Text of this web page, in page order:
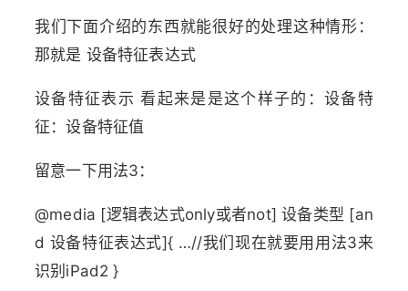
我们下面介绍的东西就能很好的处理这种情形：
那就是 设备特征表达式
设备特征表示 看起来是是这个样子的：设备特
征：设备特征值
留意一下用法3：
@media [逻辑表达式only或者not] 设备类型 [an
d 设备特征表达式]{ …//我们现在就要用用法3来
识别iPad2 }